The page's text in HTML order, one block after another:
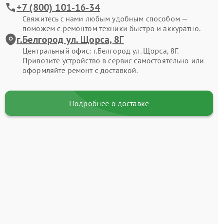
+7 (800) 101-16-34
Свяжитесь с нами любым удобным способом —
поможем с ремонтом техники быстро и аккуратно.
г.Белгород ул. Щорса, 8Г
Центральный офис: г.Белгород ул. Щорса, 8Г.
Привозите устройство в сервис самостоятельно или
оформляйте ремонт с доставкой.
Подробнее о доставке